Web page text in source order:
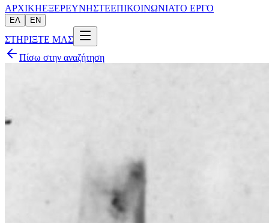
ΑΡΧΙΚΗΕΞΕΡΕΥΝΗΣΤΕΕΠΙΚΟΙΝΩΝΙΑΤΟ ΕΡΓΟ
ΕΛ EN
ΣΤΗΡΙΞΤΕ ΜΑΣ
Πίσω στην αναζήτηση